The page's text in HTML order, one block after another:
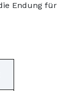
Endung für